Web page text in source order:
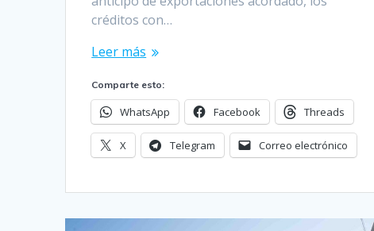
créditos con…
Leer más
Comparte esto:
WhatsApp Facebook Threads
X Telegram Correo electrónico